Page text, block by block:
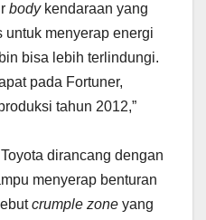
bodykendaraan yang
menyerap energi
bisa lebih terlindungi.
pada Fortuner,
tahun 2012,”
dirancang dengan
menyerap benturan
crumple zone yang